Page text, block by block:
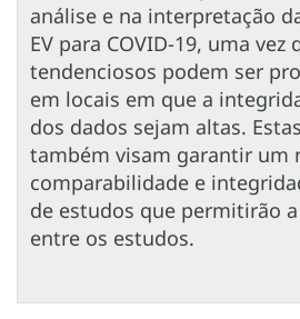
análise e na interpretação
EV para COVID-19, uma vez
tendenciosos podem ser
em locais em que a
dos dados sejam altas.
também visam garantir um
comparabilidade e
de estudos que permitirão
entre os estudos.